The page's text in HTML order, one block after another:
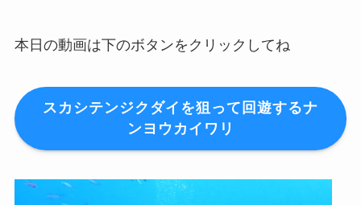
本日の動画は下のボタンをクリックしてね
スカシテンジクダイを狙って回遊するナ
ンヨウカイワリ